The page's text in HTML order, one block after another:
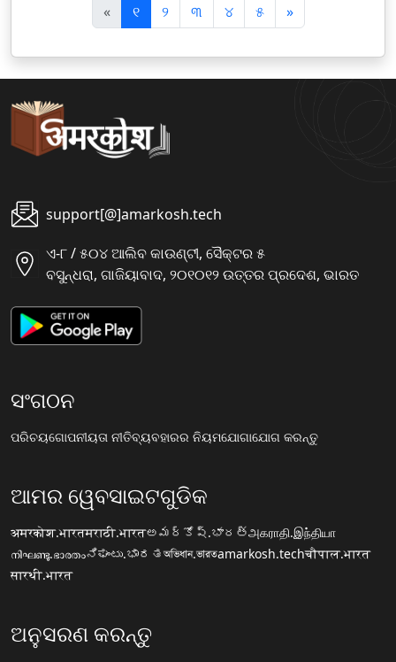
«पि
छ
ला
୧ ୨ ୩ ୪ ୫ »अ
ग
ला
support[@]amarkosh.tech
ଏ-୮ / ୫୦୪ ଆଲିବ କାଉଣ୍ଟୀ, ସୈକ୍ଟର ୫
ବସୁନ୍ଧରା, ଗାଜିୟାବାଦ, ୨୦୧୦୧୨ ଉତ୍ତର ପ୍ରଦେଶ, ଭାରତ
ସଂଗଠନ
ପରିଚୟଗୋପନୀୟତା ନୀତିବ୍ୟବହାରର ନିୟମଯୋଗାଯୋଗ କରନ୍ତୁ
ଆମର ୱେବସାଇଟଗୁଡିକ
अमरकोश.भारतमराठी.भारतఅమర్కోష్.భారత్அகராதி.இந்தியா
നിഘണ്ടു.ഭാരതംನಿಘಂಟು.ಭಾರತঅভিধান.ভারতamarkosh.techचौपाल.भारत
सारथी.भारत
ଅନୁସରଣ କରନ୍ତୁ